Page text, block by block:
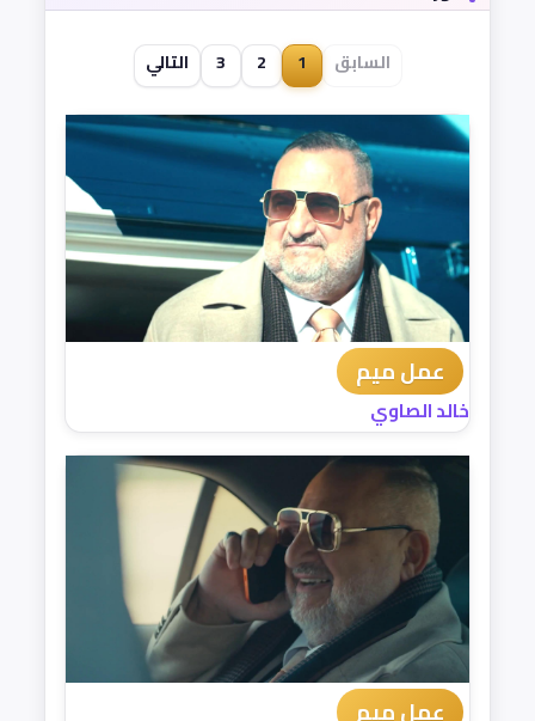
السابق 1
2
3 التالي
عمل ميم
خالد الصاوي
عمل ميم